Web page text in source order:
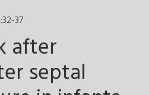
:32-37
after
septal